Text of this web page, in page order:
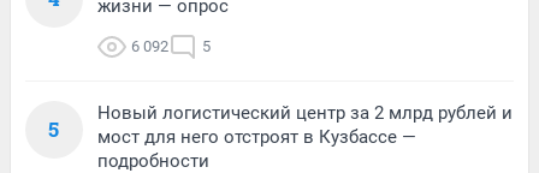
жизни — опрос
6 092 5
5
Новый логистический центр за 2 млрд рублей и
мост для него отстроят в Кузбассе —
подробности